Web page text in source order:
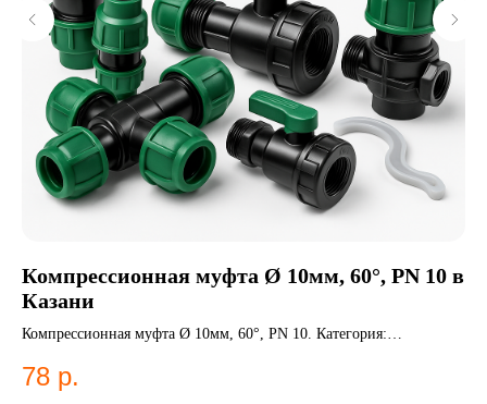
Компрессионная муфта Ø 10мм, 60°, PN 10 в
Казани
Компрессионная муфта Ø 10мм, 60°, PN 10. Категория:
78 р.